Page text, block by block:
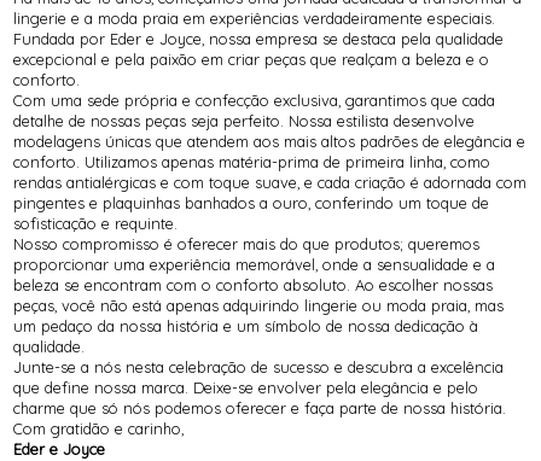
SUTIÃS
lingerie e a moda praia em experiências verdadeiramente especiais.
Fundada por Eder e Joyce, nossa empresa se destaca pela qualidade
excepcional e pela paixão em criar peças que realçam a beleza e o
conforto.
Com uma sede própria e confecção exclusiva, garantimos que cada
detalhe de nossas peças seja perfeito. Nossa estilista desenvolve
modelagens únicas que atendem aos mais altos padrões de elegância e
conforto. Utilizamos apenas matéria-prima de primeira linha, como
rendas antialérgicas e com toque suave, e cada criação é adornada com
pingentes e plaquinhas banhados a ouro, conferindo um toque de
sofisticação e requinte.
Nosso compromisso é oferecer mais do que produtos; queremos
proporcionar uma experiência memorável, onde a sensualidade e a
beleza se encontram com o conforto absoluto. Ao escolher nossas
peças, você não está apenas adquirindo lingerie ou moda praia, mas
um pedaço da nossa história e um símbolo de nossa dedicação à
qualidade.
Junte-se a nós nesta celebração de sucesso e descubra a excelência
que define nossa marca. Deixe-se envolver pela elegância e pelo
charme que só nós podemos oferecer e faça parte de nossa história.
Com gratidão e carinho,
Eder e Joyce